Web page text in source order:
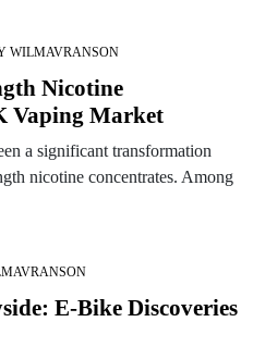
WILMAVRANSON
Nicotine
Vaping Market
a significant transformation
nicotine concentrates. Among
E-Bike Discoveries